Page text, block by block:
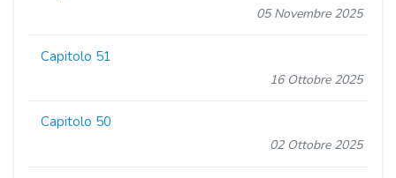
05 Novembre 2025
Capitolo 51
16 Ottobre 2025
Capitolo 50
02 Ottobre 2025